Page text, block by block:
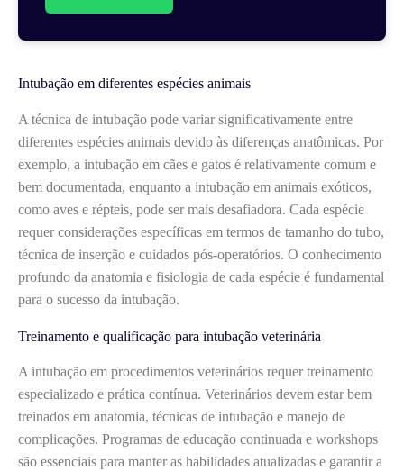
Intubação em diferentes espécies animais
A técnica de intubação pode variar significativamente entre
diferentes espécies animais devido às diferenças anatômicas. Por
exemplo, a intubação em cães e gatos é relativamente comum e
bem documentada, enquanto a intubação em animais exóticos,
como aves e répteis, pode ser mais desafiadora. Cada espécie
requer considerações específicas em termos de tamanho do tubo,
técnica de inserção e cuidados pós-operatórios. O conhecimento
profundo da anatomia e fisiologia de cada espécie é fundamental
para o sucesso da intubação.
Treinamento e qualificação para intubação veterinária
A intubação em procedimentos veterinários requer treinamento
especializado e prática contínua. Veterinários devem estar bem
treinados em anatomia, técnicas de intubação e manejo de
complicações. Programas de educação continuada e workshops
são essenciais para manter as habilidades atualizadas e garantir a